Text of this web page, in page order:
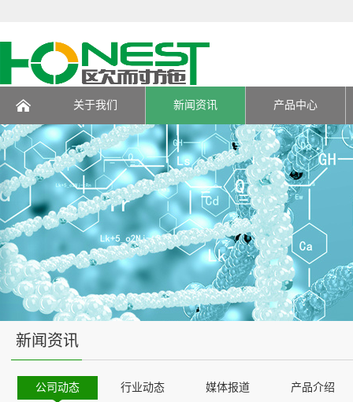
页
关于我们 新闻资讯 产品中心
新闻资讯
公司动态 行业动态 媒体报道 产品介绍